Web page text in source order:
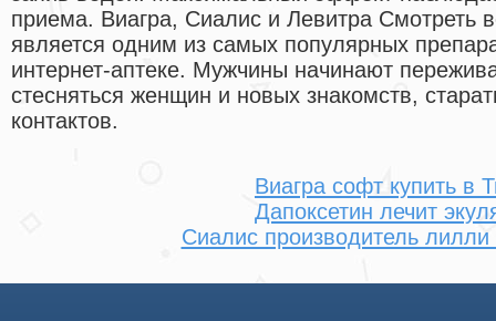
приема. Виагра, Сиалис и Левитра Смотреть
является одним из самых популярных
интернет-аптеке. Мужчины начинают
стесняться женщин и новых знакомств,
контактов.
Виагра софт купить в
Дапоксетин лечит
Сиалис производитель лилли